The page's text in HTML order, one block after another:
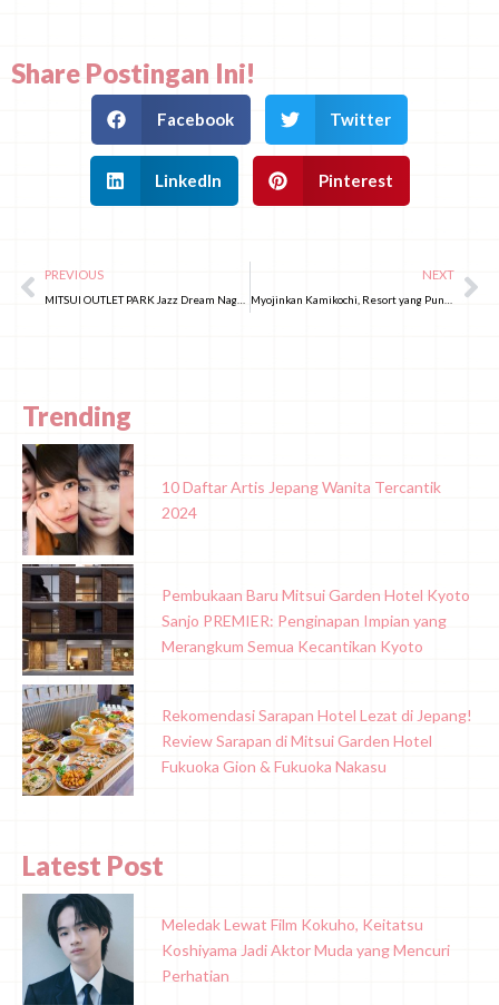
Share Postingan Ini!
Facebook Twitter
LinkedIn Pinterest
PREVIOUS NEXT
Trending
10 Daftar Artis Jepang Wanita Tercantik
2024
Pembukaan Baru Mitsui Garden Hotel Kyoto
Sanjo PREMIER: Penginapan Impian yang
Merangkum Semua Kecantikan Kyoto
Rekomendasi Sarapan Hotel Lezat di Jepang!
Review Sarapan di Mitsui Garden Hotel
Fukuoka Gion & Fukuoka Nakasu
Latest Post
Meledak Lewat Film Kokuho, Keitatsu
Koshiyama Jadi Aktor Muda yang Mencuri
Perhatian